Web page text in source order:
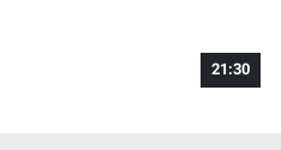
21:30